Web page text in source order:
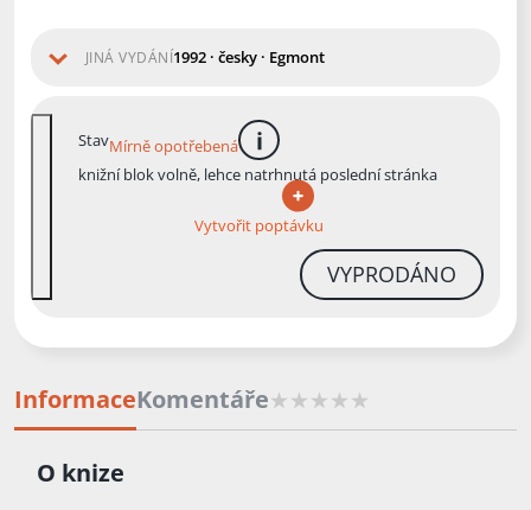
JINÁ VYDÁNÍ1992 · česky · Egmont
StavMírně opotřebená
více informací
knižní blok volně, lehce natrhnutá poslední stránka
Vytvořit poptávku
VYPRODÁNO
InformaceKomentáře
O knize